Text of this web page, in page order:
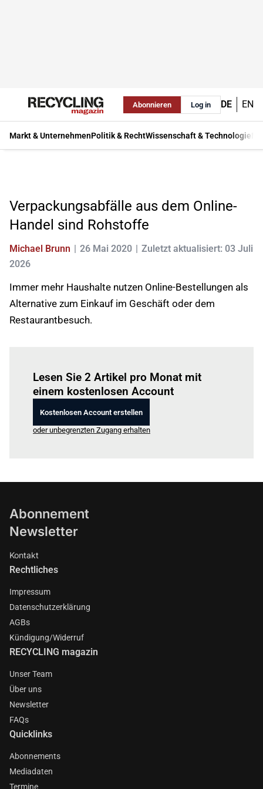
Abonnieren Log in DE EN
Markt & UnternehmenPolitik & RechtWissenschaft & Technologie
Verpackungsabfälle aus dem Online-
Handel sind Rohstoffe
Michael Brunn 26 Mai 2020
Zuletzt aktualisiert: 03 Juli
2026
Immer mehr Haushalte nutzen Online-Bestellungen als
Alternative zum Einkauf im Geschäft oder dem
Restaurantbesuch.
Lesen Sie 2 Artikel pro Monat mit
einem kostenlosen Account
Kostenlosen Account erstellen
oder unbegrenzten Zugang erhalten
Abonnement
Newsletter
Kontakt
Rechtliches
Impressum
Datenschutzerklärung
AGBs
Kündigung/Widerruf
RECYCLING magazin
Unser Team
Über uns
Newsletter
FAQs
Quicklinks
Abonnements
Mediadaten
Termine